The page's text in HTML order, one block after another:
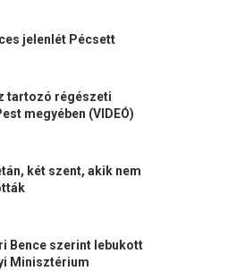
jelenlét Pécsett
tartozó régészeti
megyében (VIDEÓ)
két szent, akik nem
Bence szerint lebukott
Minisztérium